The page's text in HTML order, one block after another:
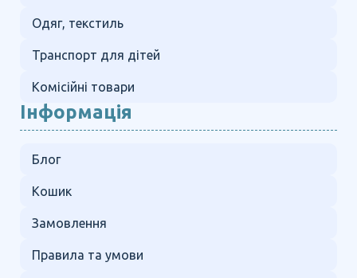
Одяг, текстиль
Транспорт для дітей
Комісійні товари
Інформація
Блог
Кошик
Замовлення
Правила та умови